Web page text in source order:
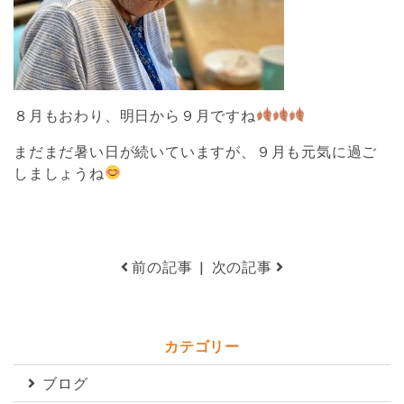
８月もおわり、明日から９月ですね
まだまだ暑い日が続いていますが、９月も元気に過ご
しましょうね
前の記事 | 次の記事
カテゴリー
ブログ